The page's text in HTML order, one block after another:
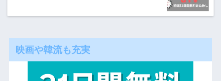
映画や韓流も充実